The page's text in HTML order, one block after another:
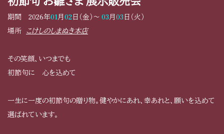
期間 2026年01月02日（金）～ 03月03 日（火）
場所 こけしのしまぬき本店
その笑顔、いつまでも
初節句に 心を込めて
一生に一度の初節句の贈り物。健やかにあれ、幸あれと、願いを込めて
選ばれています。